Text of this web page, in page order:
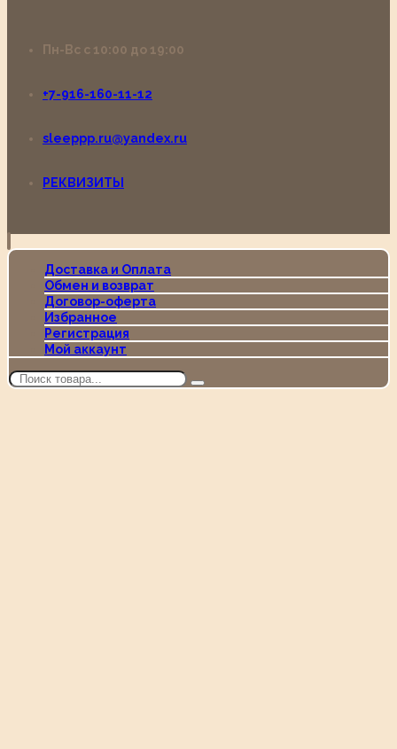
Пн-Вс с 10:00 до 19:00
+7-916-160-11-12
sleeppp.ru@yandex.ru
РЕКВИЗИТЫ
Доставка и Оплата
Обмен и возврат
Договор-оферта
Избранное
Регистрация
Мой аккаунт